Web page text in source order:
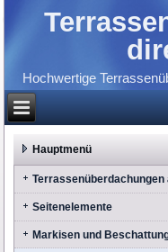
Hochwertige
Hauptmenü
Terrassenüberdachungen
Seitenelemente
Markisen und